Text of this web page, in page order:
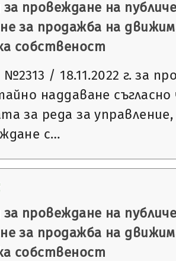
за провеждане на
за продажба на
собственост
/ 18.11.2022 г. за
наддаване съгласно
за реда за
с…
за провеждане на
за продажба на
собственост